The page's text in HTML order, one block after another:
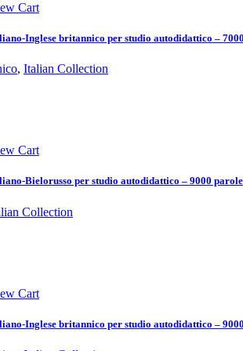
Cart
Inglese britannico per studio autodidattico –
, Italian Collection
Cart
Bielorusso per studio autodidattico – 9000 parole
Collection
Cart
Inglese britannico per studio autodidattico –